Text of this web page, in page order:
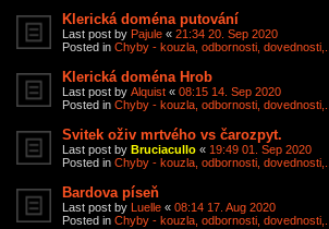
Klerická doména putování
Last post by Pajule « 21:34 20. Sep 2020
Posted in Chyby - kouzla, odbornosti, dovednosti,...
Klerická doména Hrob
Last post by Alquist « 08:15 14. Sep 2020
Posted in Chyby - kouzla, odbornosti, dovednosti,...
Svitek oživ mrtvého vs čarozpyt.
Last post by Bruciacullo « 19:49 01. Sep 2020
Posted in Chyby - kouzla, odbornosti, dovednosti,...
Bardova píseň
Last post by Luelle « 08:14 17. Aug 2020
Posted in Chyby - kouzla, odbornosti, dovednosti,...